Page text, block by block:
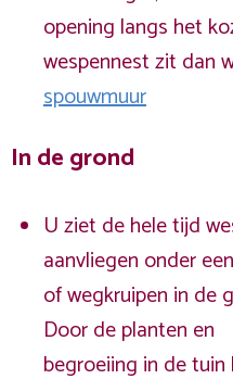
opening langs het
wespennest zit dan
spouwmuur
In de grond
U ziet de hele tijd
aanvliegen onder
of wegkruipen in de
Door de planten en
begroeiing in de